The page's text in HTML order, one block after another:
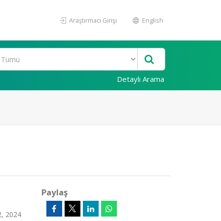
Araştırmacı Girişi English
Detaylı Arama
2024
Paylaş